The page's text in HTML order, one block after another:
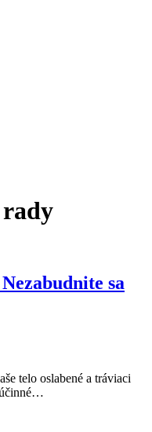
sa
telo oslabené a tráviaci